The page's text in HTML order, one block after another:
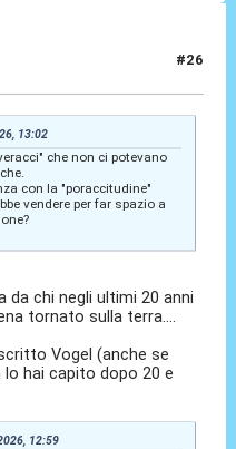
#26
13:02
che non ci potevano
con la "poraccitudine"
vendere per far spazio a
chi negli ultimi 20 anni
tornato sulla terra....
Vogel (anche se
hai capito dopo 20 e
12:59